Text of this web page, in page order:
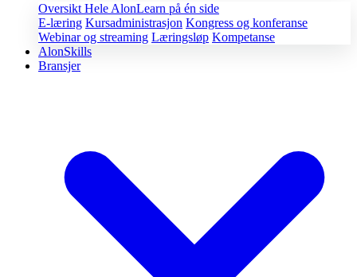
Oversikt Hele AlonLearn på én side
E-læring Kursadministrasjon Kongress og konferanse
Webinar og streaming Læringsløp Kompetanse
AlonSkills
Bransjer